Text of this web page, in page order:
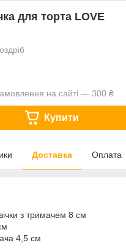
для торта LOVE
на сайті — 300 ₴
Купити
Доставка Оплата
з тримачем 8 см
4,5 см